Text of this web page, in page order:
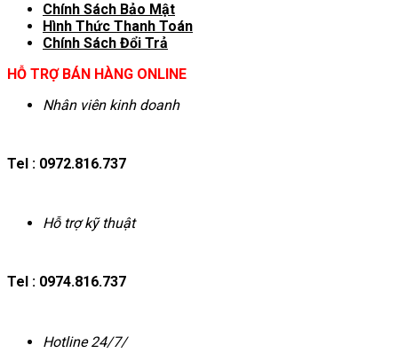
Chính Sách Bảo Mật
Hình Thức Thanh Toán
Chính Sách Đổi Trả
HỖ TRỢ BÁN HÀNG ONLINE
Nhân viên kinh doanh
Tel : 0972.816.737
Hỗ trợ kỹ thuật
Tel : 0974.816.737
Hotline 24/7/